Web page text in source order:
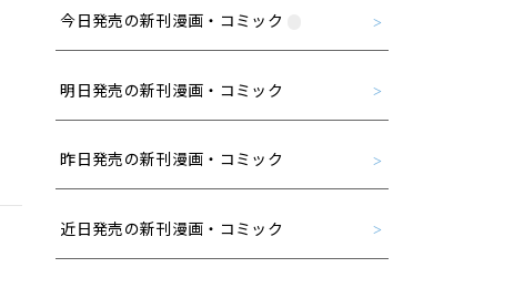
今日発売の新刊漫画・コミック
明日発売の新刊漫画・コミック
昨日発売の新刊漫画・コミック
近日発売の新刊漫画・コミック